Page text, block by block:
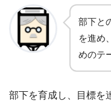
部下と
を進め
めのテ
部下を育成し、目標を